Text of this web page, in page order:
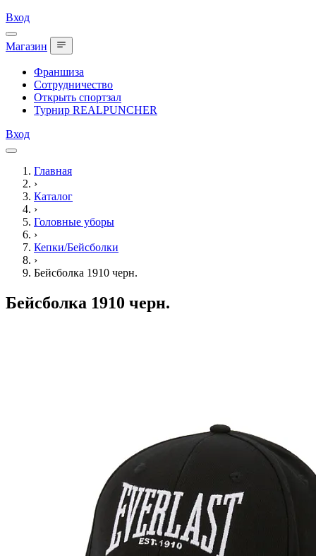
Вход
Магазин
Франшиза
Сотрудничество
Открыть спортзал
Турнир REALPUNCHER
Вход
Главная
›
Каталог
›
Головные уборы
›
Кепки/Бейсболки
›
Бейсболка 1910 черн.
Бейсболка 1910 черн.